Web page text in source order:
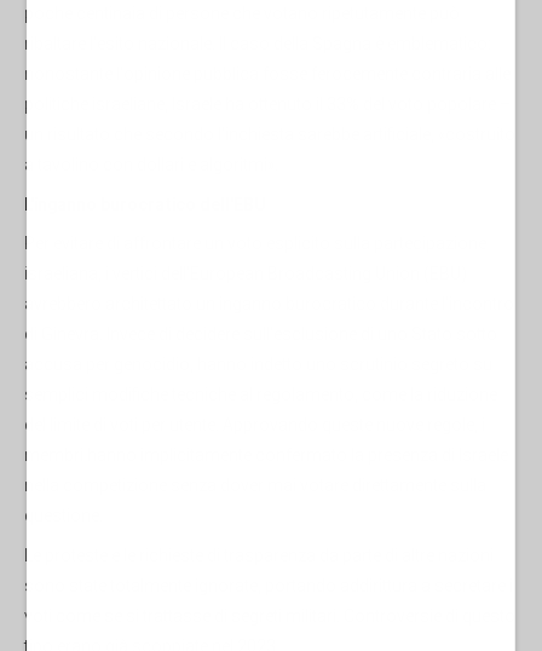
poche centinaia di persone che votano ripetutamente può
ribaltare l'esito nazionale. Il caso della Spagna è emblematico:
nonostante l'opinione pubblica fosse ferocemente contraria alle
politiche israeliane, Israele ha ottenuto il 33% del voto popolare –
un risultato che secondo l'inchiesta sarebbe artificiale, «costruito
a tavolino con dollari e algoritmi».
israeliana, i vertici dell'European Broadcasting Union (EBU)
avrebbero architettato un inganno burocratico durante l'incontro
di Ginevra. Invece di decidere sull'esclusione di uno Stato sotto
accusa per genocidio, hanno indetto uno scrutinio segreto su
semplici modifiche tecniche al regolamento, come la riduzione
del limite di voti per utente. Approvando queste nuove regole, i
membri hanno implicitamente confermato la presenza di Israele
nella competizione senza dover mai votare direttamente sulla
questione.
sono state totalmente ignorate, portando addirittura a secretare i
voti come se si trattasse di segreti militari. Controversie di questo
tipo erano già scoppiate nel 2023.